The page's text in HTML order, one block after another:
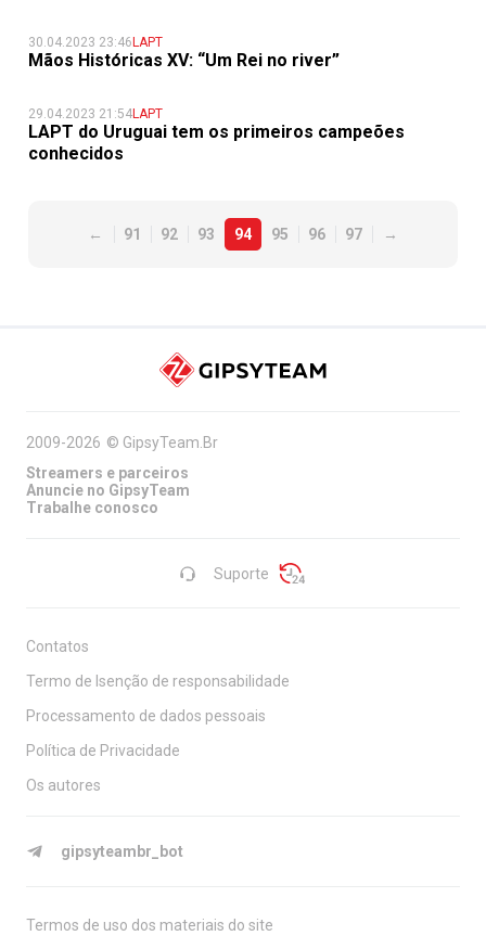
30.04.2023 23:46 LAPT
Mãos Históricas XV: “Um Rei no river”
29.04.2023 21:54LAPT
LAPT do Uruguai tem os primeiros campeões
conhecidos
← 91 92 93 94 95 96 97 →
Suporte
2009-2026 © GipsyTeam.Br
Streamers e parceiros
Anuncie no GipsyTeam
Trabalhe conosco
Termos de uso dos materiais do site
Contatos
Termo de Isenção de responsabilidade
Processamento de dados pessoais
Política de Privacidade
Os autores
gipsyteambr_bot